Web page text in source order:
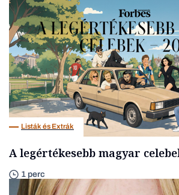
Listák és Extrák
A legértékesebb magyar
1 perc